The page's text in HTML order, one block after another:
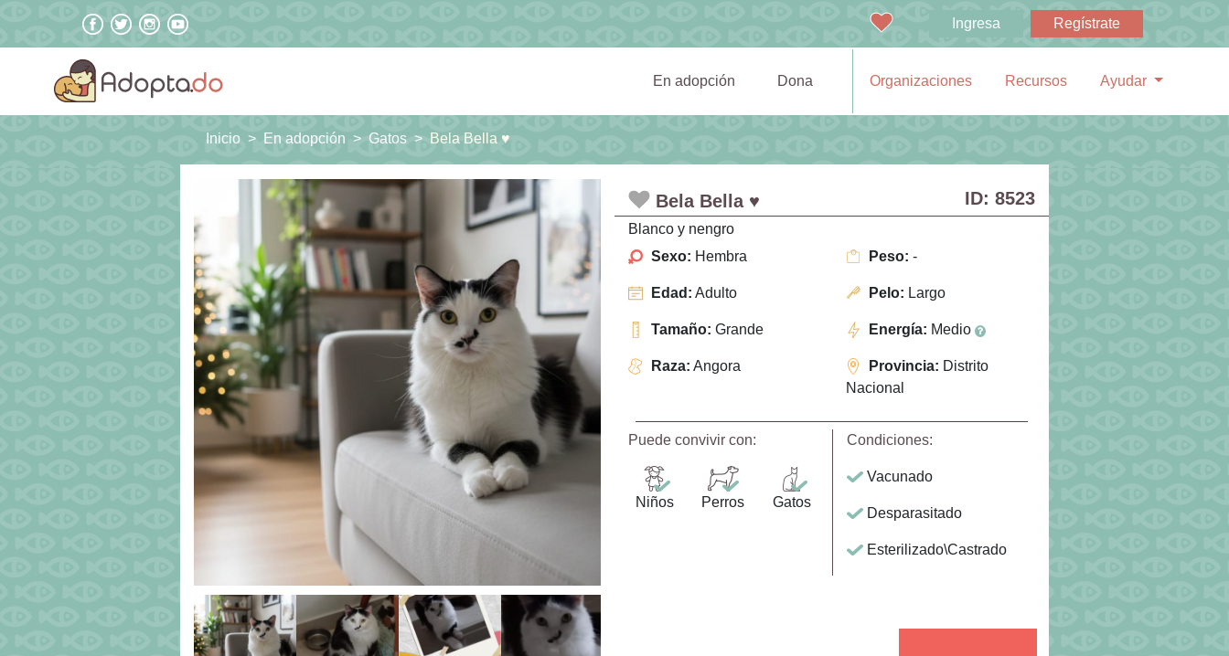
Ingresa Regístrate
En adopción (current)Dona Organizaciones Recursos Ayudar
Inicio En adopción Gatos Bela Bella ♥️
Bela Bella ♥️ ID: 8523
Blanco y nengro
Sexo: Hembra
Edad: Adulto
Tamaño: Grande
Raza: Angora
Peso: -
Pelo: Largo
Energía: Medio
Provincia: Distrito
Nacional
Puede convivir con:
Niños Perros Gatos
Condiciones:
Vacunado
Desparasitado
Esterilizado\Castrado